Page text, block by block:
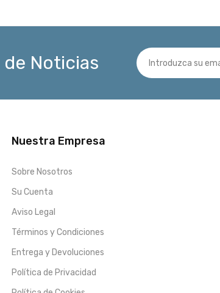
Noticias
Nuestra Empresa
Sobre Nosotros
Su Cuenta
Aviso Legal
Términos y Condiciones
Entrega y Devoluciones
Política de Privacidad